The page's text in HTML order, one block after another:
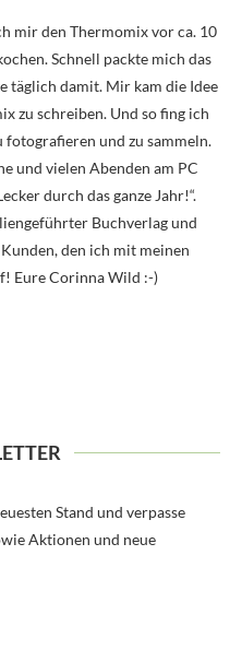
mir den Thermomix vor ca. 10
Schnell packte mich das
täglich damit. Mir kam die Idee
zu schreiben. Und so fing ich
fotografieren und zu sammeln.
und vielen Abenden am PC
durch das ganze Jahr!“.
Buchverlag und
den ich mit meinen
Eure Corinna Wild :-)
Stand und verpasse
Aktionen und neue